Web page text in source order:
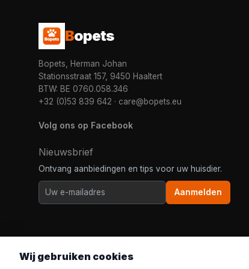
Bopets
Bopets, Herman Johan
Stationsstraat 157, 9450 Haaltert
BTW: BE 0760.058.346
+32 (0)53 839 642 · care@bopets.eu
Volg ons op Facebook
Nieuwsbrief
Ontvang aanbiedingen en tips voor uw huisdier.
Aanmelden
Wij gebruiken cookies